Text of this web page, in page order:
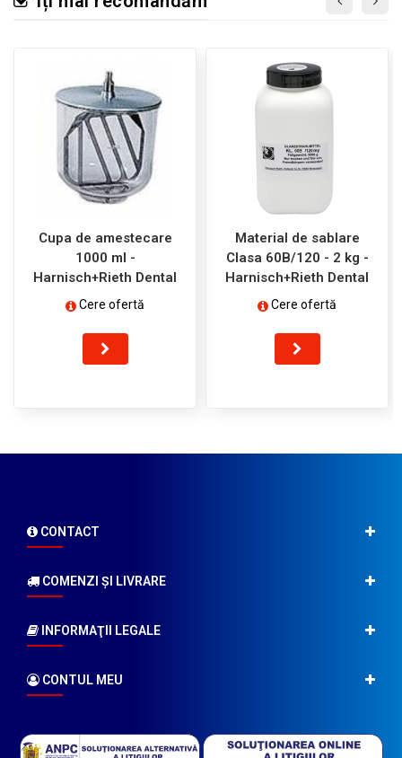
Cupa de amestecare
1000 ml -
Harnisch+Rieth Dental
Cere ofertă
Material de sablare
Clasa 60B/120 - 2 kg -
Harnisch+Rieth Dental
Cere ofertă
CONTACT
COMENZI ŞI LIVRARE
INFORMAŢII LEGALE
CONTUL MEU